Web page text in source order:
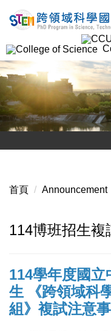
到
要
內
容
區
首頁 Announcement
114博班招生複
114學年度國立
生
《跨領域科
組 》複試注意